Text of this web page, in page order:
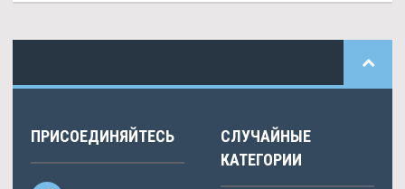
ПРИСОЕДИНЯЙТЕСЬ
СЛУЧАЙНЫЕ
КАТЕГОРИИ